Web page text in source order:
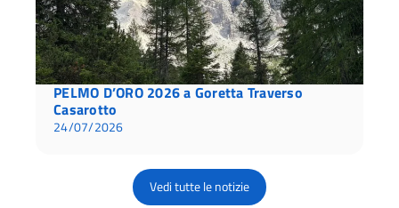
PELMO D’ORO 2026 a Goretta Traverso
Casarotto
24/07/2026
Vedi tutte le notizie